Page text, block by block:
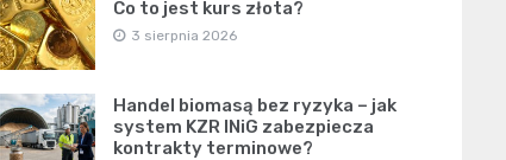
Co to jest kurs złota?
3 sierpnia 2026
Handel biomasą bez ryzyka – jak
system KZR INiG zabezpiecza
kontrakty terminowe?